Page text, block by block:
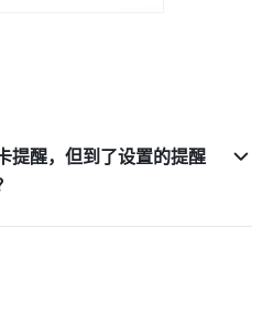
提醒，但到了设置的提醒